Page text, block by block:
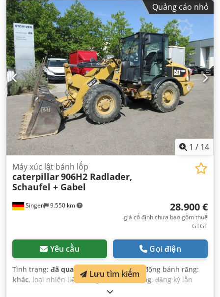
hình trục:4x4, đăng ký lần đầu:10/1998, Năm sản xuất:
1998, giờ hoạt động:17.762 h, nhiên liệu:diesel, Thiết bị:
càng nâng pallet, dẫn động bốn bánh,
Quảng cáo nhỏ
1 / 14
Singen 9.550 km
Máy xúc lật bánh lốp
caterpillar906H2 Radlader,
Schaufel + Gabel
28.900 €
giá cố định chưa bao gồm thuế
GTGT
Yêu cầu Gọi điện
Tình trạng: đã qua sử dụng
, loại truyền động bánh răng:
khác, loại nhiên liệu:xăng , màu sắc:vàng, đăng ký lần
, hạng mục khí thải:
Lưu tìm kiếm